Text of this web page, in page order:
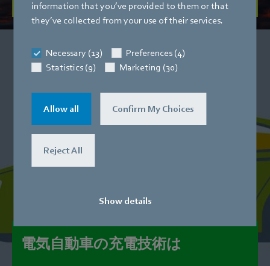
information that you’ve provided to them or that
they’ve collected from your use of their services.
Necessary (13)
Preferences (4)
Statistics (9)
Marketing (30)
Allow all Confirm My Choices
Reject All
Show details
電気自動車の充電技術は